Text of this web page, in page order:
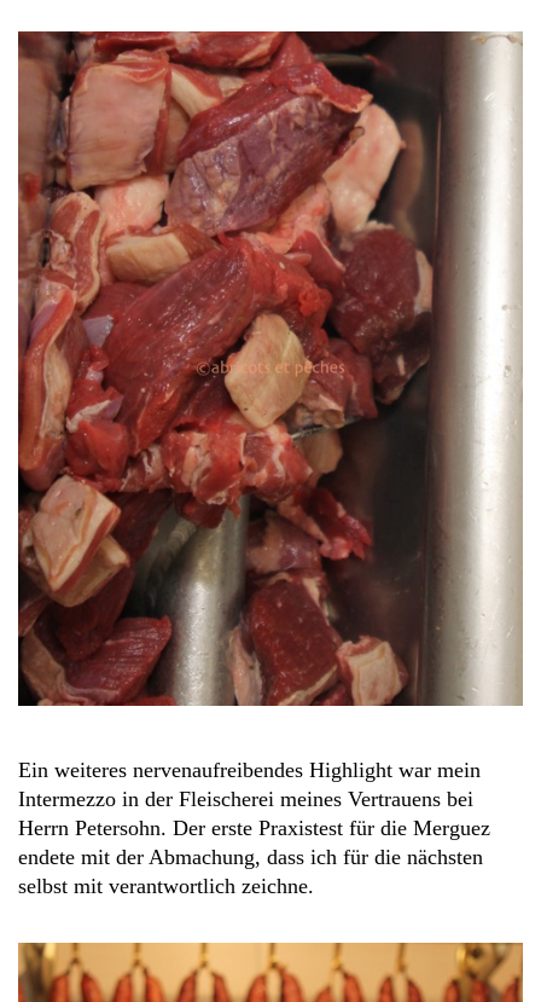
Ein weiteres nervenaufreibendes Highlight war mein
Intermezzo in der Fleischerei meines Vertrauens bei
Herrn Petersohn. Der erste Praxistest für die Merguez
endete mit der Abmachung, dass ich für die nächsten
selbst mit verantwortlich zeichne.